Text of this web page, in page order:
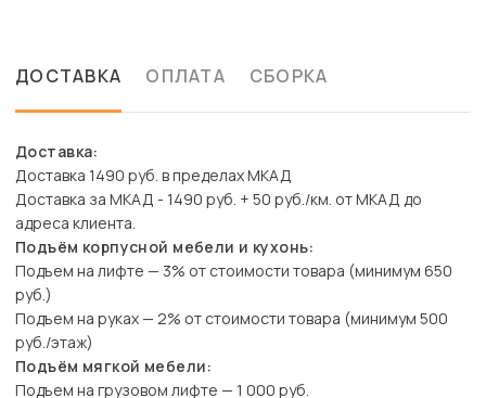
ДОСТАВКА ОПЛАТА СБОРКА
Доставка:
Доставка 1490 руб. в пределах МКАД
Доставка за МКАД - 1490 руб. + 50 руб./км. от МКАД до
адреса клиента.
Подъём корпусной мебели и кухонь:
Подъем на лифте — 3% от стоимости товара (минимум 650
руб.)
Подъем на руках — 2% от стоимости товара (минимум 500
руб./этаж)
Подъём мягкой мебели:
Подъем на грузовом лифте — 1 000 руб.